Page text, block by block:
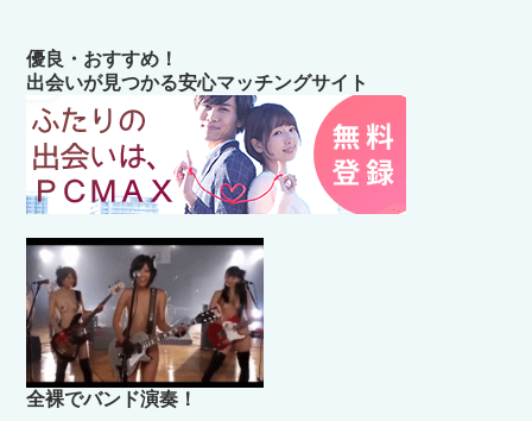
優良・おすすめ！
出会いが見つかる安心マッチングサイト
全裸でバンド演奏！